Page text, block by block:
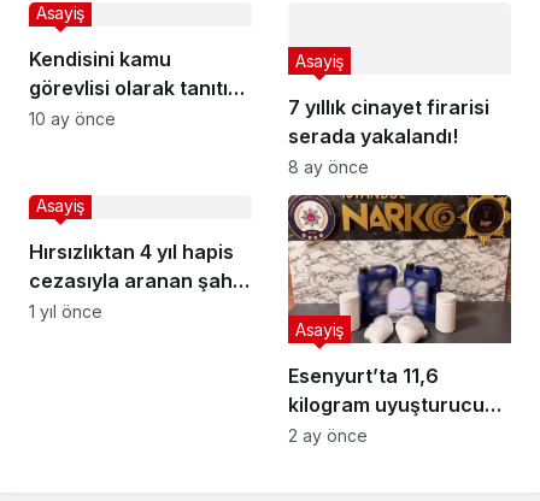
Kendisini kamu
görevlisi olarak tanıtıp
dolandırıcılık yapan
Asayiş
10 ay önce
7 yıllık cinayet firarisi
serada yakalandı!
Asayiş
8 ay önce
Hırsızlıktan 4 yıl hapis
cezasıyla aranan şahıs
yakalandı
Asayiş
1 yıl önce
Esenyurt’ta 11,6
kilogram uyuşturucu
ele geçirildi
Asayiş
2 ay önce